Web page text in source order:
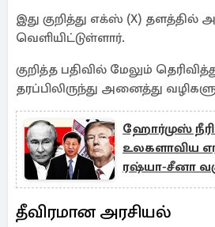
இது குறித்து எக்ஸ் (X)
வெளியிட்டுள்ளார்.
குறித்த பதிவில் மேலும்
தரப்பிலிருந்து அனைத்து
ஹோர்முஸ்
உலகளாவிய
ரஷ்யா-சீனா
வியூகம்
தீவிரமான அரசியல்